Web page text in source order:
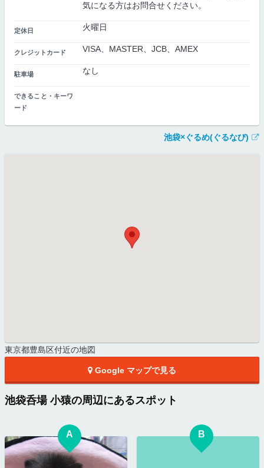
気になる方はお問合せください。
定休日 火曜日
クレジットカード VISA、MASTER、JCB、AMEX
駐車場 なし
できること・キーワ
ード
池袋×ぐるめ(ぐるなび)
東京都豊島区付近の地図
Google マップで見る
池袋呑場 小猿の周辺にあるスポット
A B